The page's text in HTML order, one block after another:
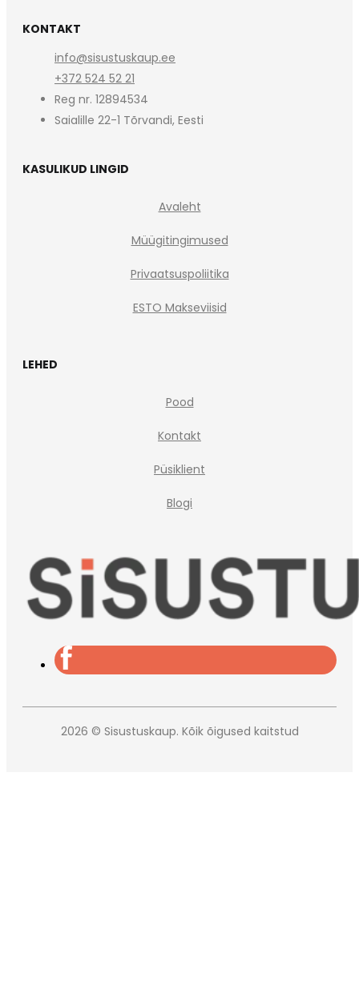
KONTAKT
info@sisustuskaup.ee
+372 524 52 21
Reg nr. 12894534
Saialille 22-1 Tõrvandi, Eesti
KASULIKUD LINGID
Avaleht
Müügitingimused
Privaatsuspoliitika
ESTO Makseviisid
LEHED
Pood
Kontakt
Püsiklient
Blogi
2026 © Sisustuskaup. Kõik õigused kaitstud